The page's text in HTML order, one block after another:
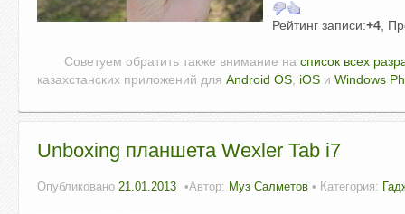
Рейтинг записи:+4 ,
Советуем обратить также внимание на список всех
казахстанских приложений для Android OS iOS и Windows
Unboxing планшета Wexler Tab i7
Опубликовано 21.01.2013 Автор: Муз Салметов • Категория: